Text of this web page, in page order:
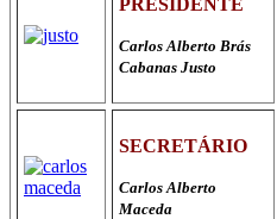
Carlos Alberto Brás
Cabanas Justo
SECRETÁRIO
Carlos Alberto
Maceda